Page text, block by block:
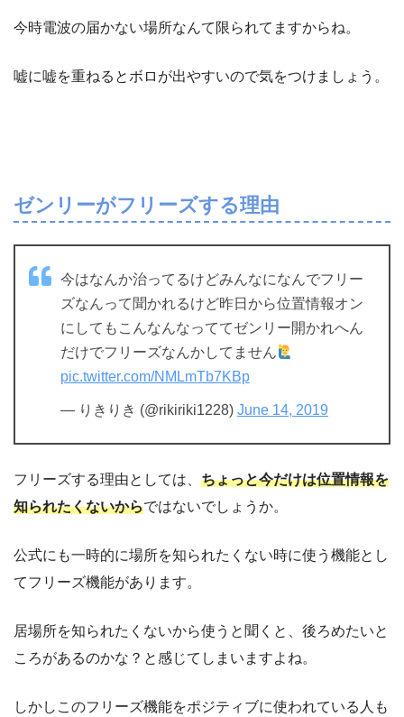
今時電波の届かない場所なんて限られてますからね。
嘘に嘘を重ねるとボロが出やすいので気をつけましょう。
ゼンリーがフリーズする理由
今はなんか治ってるけどみんなになんでフリー
ズなんって聞かれるけど昨日から位置情報オン
にしてもこんなんなっててゼンリー開かれへん
だけでフリーズなんかしてません
pic.twitter.com/NMLmTb7KBp
— りきりき (@rikiriki1228) June 14, 2019
フリーズする理由としては、 ちょっと今だけは位置情報を
知られたくないからではないでしょうか。
公式にも一時的に場所を知られたくない時に使う機能とし
てフリーズ機能があります。
居場所を知られたくないから使うと聞くと、後ろめたいと
ころがあるのかな？と感じてしまいますよね。
しかしこのフリーズ機能をポジティブに使われている人も